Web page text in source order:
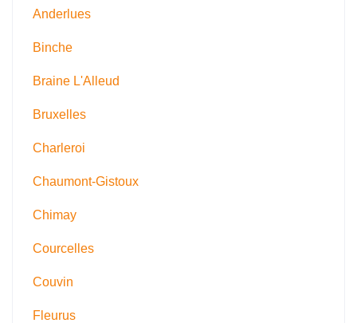
Anderlues
Binche
Braine L'Alleud
Bruxelles
Charleroi
Chaumont-Gistoux
Chimay
Courcelles
Couvin
Fleurus